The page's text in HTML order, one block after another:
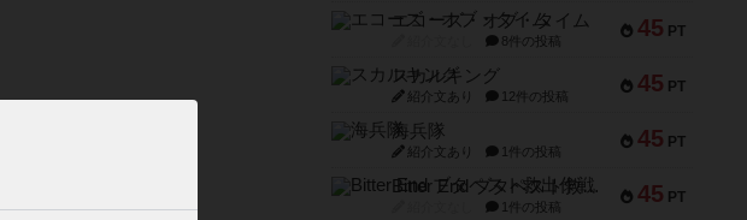
45 PT
エコーズ・オブ・タイム
8件の投稿
45 PT
スカルキング
紹介文あり 12件の投稿
45 PT
海兵隊
紹介文あり 1件の投稿
45 PT
Bitter End ブタペスト救出作戦
1件の投稿